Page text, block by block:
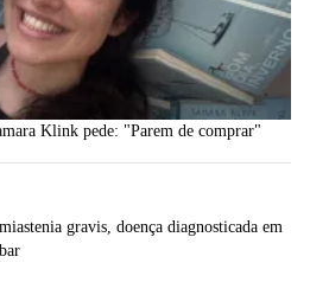
Klink pede: "Parem de comprar"
gravis, doença diagnosticada em